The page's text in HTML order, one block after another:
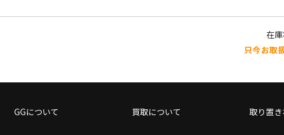
在
只今お取
GGについて 買取について 取り置